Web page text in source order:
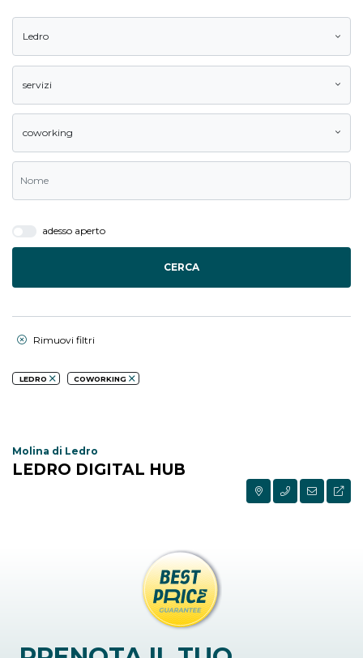
Ledro
servizi
coworking
adesso aperto
CERCA
Rimuovi filtri
LEDRO COWORKING
Molina di Ledro
LEDRO DIGITAL HUB